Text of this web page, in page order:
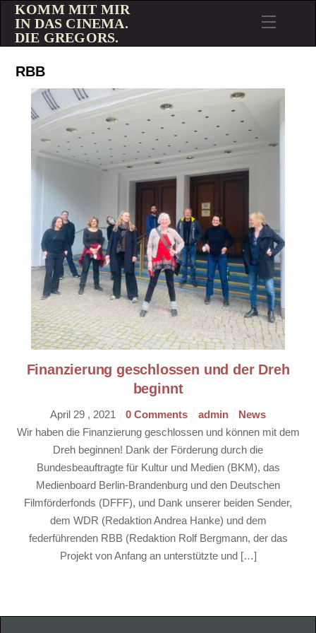
KOMM MIT MIR
IN DAS CINEMA.
DIE GREGORS.
RBB
Finanzierung geschlossen und der Dreh
beginnt
April 29, 2021 0 Comments admin
News
Wir haben die Finanzierung geschlossen und können mit dem
Dreh beginnen! Dank der Förderung durch die
Bundesbeauftragte für Kultur und Medien (BKM), das
Medienboard Berlin-Brandenburg und den Deutschen
Filmförderfonds (DFFF), und Dank unserer beiden Sender,
dem WDR (Redaktion Andrea Hanke) und dem
federführenden RBB (Redaktion Rolf Bergmann, der das
Projekt von Anfang an unterstützte und […]